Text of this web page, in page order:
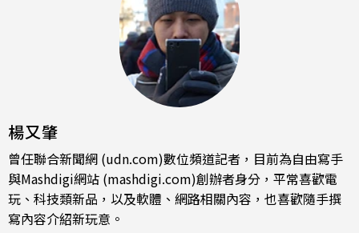
楊又肇
曾任聯合新聞網 (udn.com)數位頻道記者，目前為自由寫手
與Mashdigi網站 (mashdigi.com)創辦者身分，平常喜歡電
玩、科技類新品，以及軟體、網路相關內容，也喜歡隨手撰
寫內容介紹新玩意。